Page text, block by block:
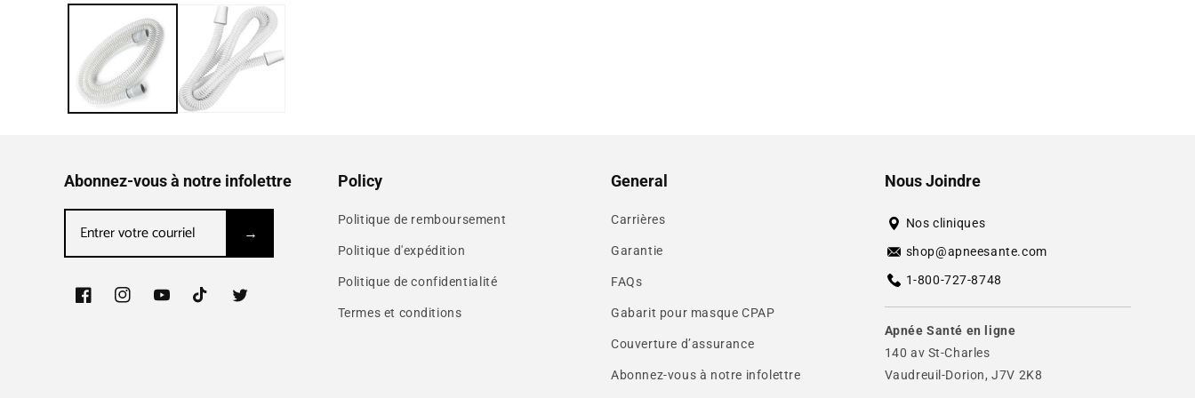
Abonnez-vous à notre infolettre
FacebookInstagramYouTubeTikTok Twitter
Policy
Politique de remboursement
Politique d'expédition
Politique de confidentialité
Termes et conditions
General
Carrières
Garantie
FAQs
Gabarit pour masque CPAP
Couverture d’assurance
Abonnez-vous à notre infolettre
Nous Joindre
Nos cliniques
shop@apneesante.com
1-800-727-8748
Apnée Santé en ligne
140 av St-Charles
Vaudreuil-Dorion, J7V 2K8